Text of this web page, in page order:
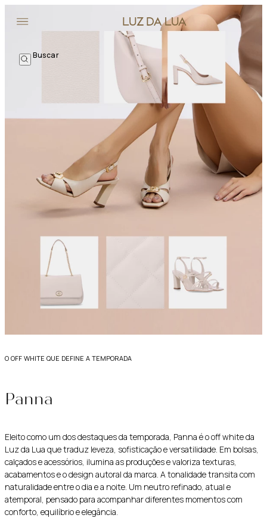
o off white que define a temporada
Panna
Eleito como um dos destaques da temporada, Panna é o off white da
Luz da Lua que traduz leveza, sofisticação e versatilidade. Em bolsas,
calçados e acessórios, ilumina as produções e valoriza texturas,
acabamentos e o design autoral da marca. A tonalidade transita com
naturalidade entre o dia e a noite. Um neutro refinado, atual e
atemporal, pensado para acompanhar diferentes momentos com
conforto, equilíbrio e elegância.